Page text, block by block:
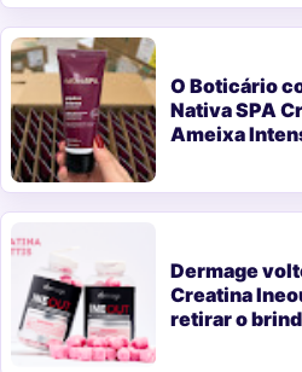
O Boticário
Nativa SPA
Ameixa
Dermage
Creatina
retirar o